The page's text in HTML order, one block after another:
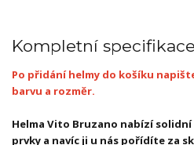
Kompletní specifikace
Po přidání helmy do košíku
barvu a rozměr.
Helma Vito Bruzano nabízí
prvky a navíc ji u nás pořídíte za